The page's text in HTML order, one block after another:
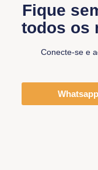
Fique
todos os
Conecte-se e
Whatsapp